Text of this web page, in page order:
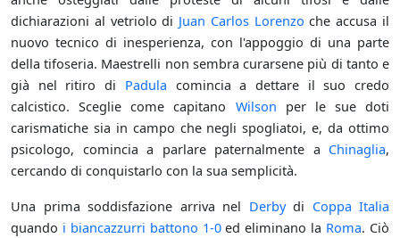
dichiarazioni al vetriolo di Juan Carlos Lorenzo che accusa il
nuovo tecnico di inesperienza, con l'appoggio di una parte
della tifoseria. Maestrelli non sembra curarsene più di tanto e
già nel ritiro di Padula comincia a dettare il suo credo
calcistico. Sceglie come capitano Wilson per le sue doti
carismatiche sia in campo che negli spogliatoi, e, da ottimo
psicologo, comincia a parlare paternalmente a Chinaglia,
cercando di conquistarlo con la sua semplicità.
Una prima soddisfazione arriva nel Derbydi Coppa Italia
quando i biancazzurri battono 1-0ed eliminano la Roma. Ciò